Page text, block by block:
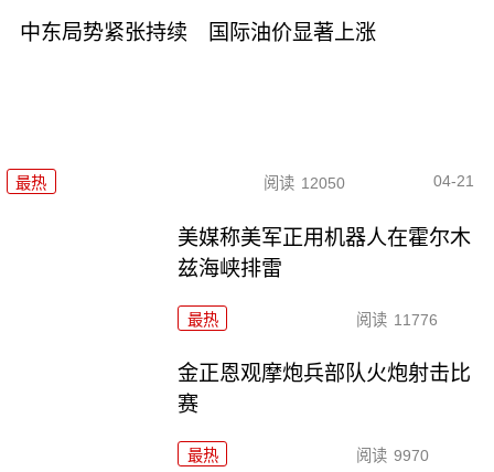
中东局势紧张持续 国际油价显著上涨
最热 阅读 12050 04-21
美媒称美军正用机器人在霍尔木
兹海峡排雷
最热 阅读 11776
金正恩观摩炮兵部队火炮射击比
赛
最热 阅读 9970